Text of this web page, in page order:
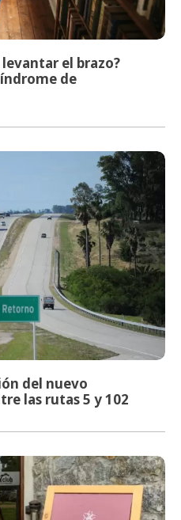
el brazo?
de
del nuevo
las rutas 5 y 102